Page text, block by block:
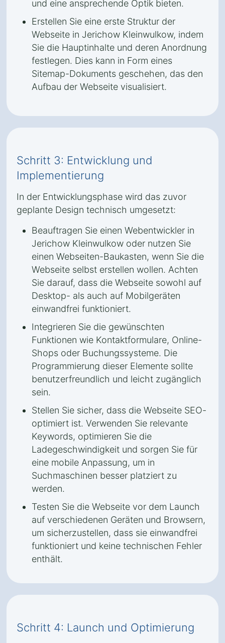
und eine ansprechende Optik bieten.
Erstellen Sie eine erste Struktur der
Webseite in Jerichow Kleinwulkow, indem
Sie die Hauptinhalte und deren Anordnung
festlegen. Dies kann in Form eines
Sitemap-Dokuments geschehen, das den
Aufbau der Webseite visualisiert.
Schritt 3: Entwicklung und
Implementierung
In der Entwicklungsphase wird das zuvor
geplante Design technisch umgesetzt:
Beauftragen Sie einen Webentwickler in
Jerichow Kleinwulkow oder nutzen Sie
einen Webseiten-Baukasten, wenn Sie die
Webseite selbst erstellen wollen. Achten
Sie darauf, dass die Webseite sowohl auf
Desktop- als auch auf Mobilgeräten
einwandfrei funktioniert.
Integrieren Sie die gewünschten
Funktionen wie Kontaktformulare, Online-
Shops oder Buchungssysteme. Die
Programmierung dieser Elemente sollte
benutzerfreundlich und leicht zugänglich
sein.
Stellen Sie sicher, dass die Webseite SEO-
optimiert ist. Verwenden Sie relevante
Keywords, optimieren Sie die
Ladegeschwindigkeit und sorgen Sie für
eine mobile Anpassung, um in
Suchmaschinen besser platziert zu
werden.
Testen Sie die Webseite vor dem Launch
auf verschiedenen Geräten und Browsern,
um sicherzustellen, dass sie einwandfrei
funktioniert und keine technischen Fehler
enthält.
Schritt 4: Launch und Optimierung